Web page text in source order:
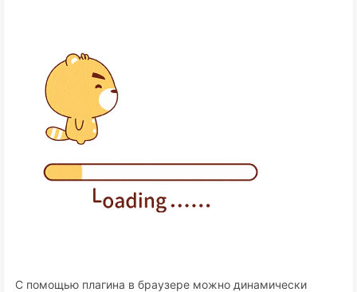
С помощью плагина в браузере можно динамически